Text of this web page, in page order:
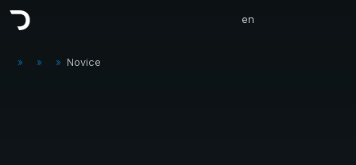
en
» » » Novice